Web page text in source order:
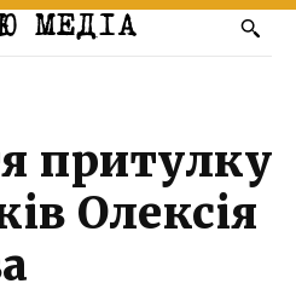
МЕДІА
притулку
Олексія